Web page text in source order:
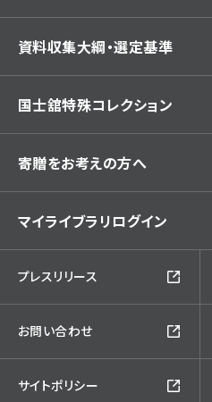
資料収集大綱・選定基準
国士舘特殊コレクション
寄贈をお考えの方へ
マイライブラリログイン
プレスリリース
お問い合わせ
サイトポリシー